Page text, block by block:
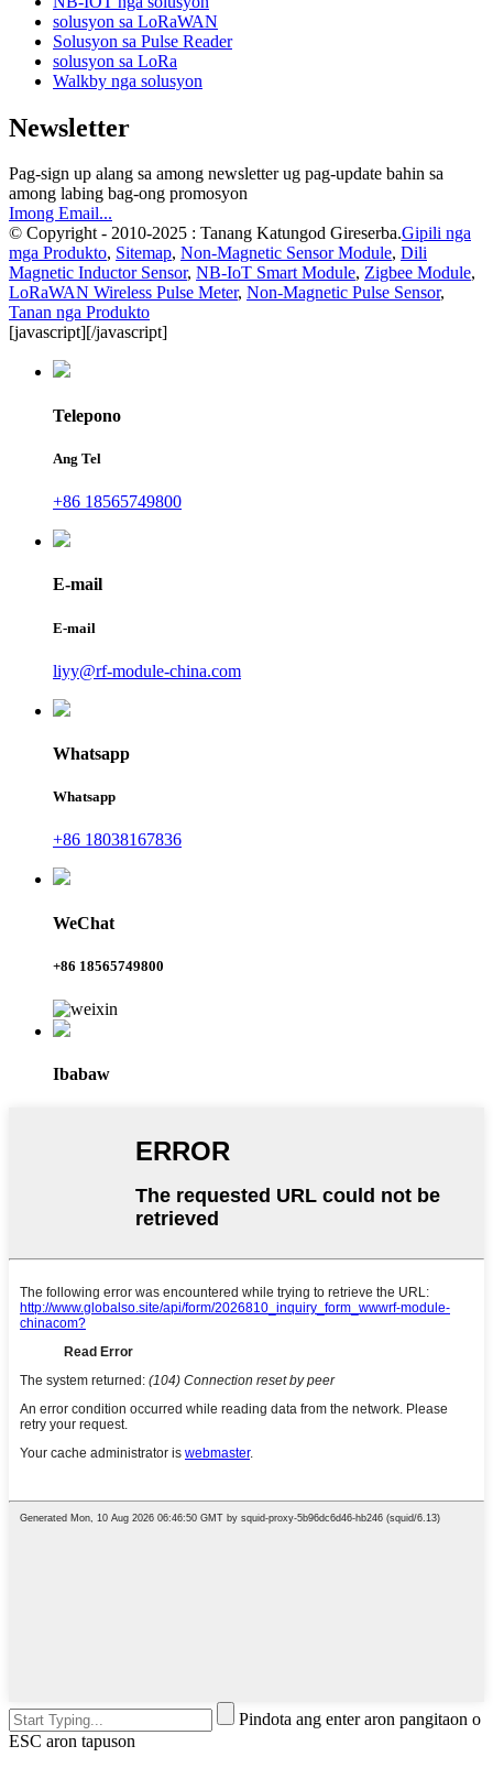
solusyon sa LoRaWAN
Solusyon sa Pulse Reader
solusyon sa LoRa
Walkby nga solusyon
Newsletter
Pag-sign up alang sa among newsletter ug pag-update bahin sa
among labing bag-ong promosyon
Imong Email...
© Copyright - 2010-2025 : Tanang Katungod Gireserba.Gipili nga
mga Produkto, Sitemap, Non-Magnetic Sensor Module, Dili
Magnetic Inductor Sensor, NB-IoT Smart Module, Zigbee Module,
LoRaWAN Wireless Pulse Meter, Non-Magnetic Pulse Sensor,
Tanan nga Produkto
[javascript] [/javascript]
Telepono
Ang Tel
+86 18565749800
E-mail
E-mail
liyy@rf-module-china.com
Whatsapp
Whatsapp
+86 18038167836
WeChat
+86 18565749800
Ibabaw
Pindota ang enter aron pangitaon o
ESC aron tapuson